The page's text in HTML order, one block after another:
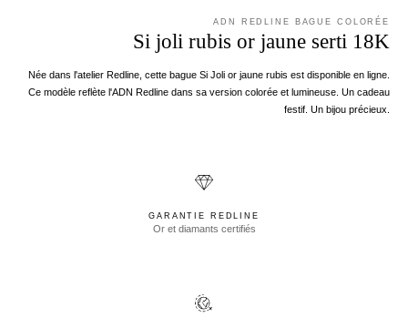
ADN REDLINE BAGUE COLORÉE
Si joli rubis or jaune serti 18K
Née dans l'atelier Redline, cette bague Si Joli or jaune rubis est disponible en ligne.
Ce modèle reflète l'ADN Redline dans sa version colorée et lumineuse. Un cadeau
festif. Un bijou précieux.
GARANTIE REDLINE
Or et diamants certifiés